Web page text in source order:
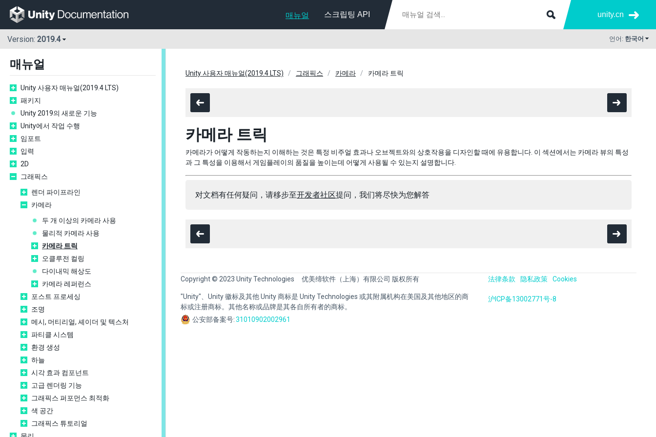
매뉴얼 스크립팅 API unity.cn
Version: 2019.4 언어: 한국어
매뉴얼
Unity 사용자 매뉴얼(2019.4 LTS)
패키지
Unity 2019의 새로운 기능
Unity에서 작업 수행
임포트
입력
2D
그래픽스
렌더 파이프라인
카메라
두 개 이상의 카메라 사용
물리적 카메라 사용
카메라 트릭
오클루전 컬링
다이내믹 해상도
카메라 레퍼런스
포스트 프로세싱
조명
메시, 머티리얼, 셰이더 및 텍스처
파티클 시스템
환경 생성
하늘
시각 효과 컴포넌트
고급 렌더링 기능
그래픽스 퍼포먼스 최적화
색 공간
그래픽스 튜토리얼
Unity 사용자 매뉴얼(2019.4 LTS) 그래픽스 카메라 카메라 트릭
카메라 트릭
카메라가 어떻게 작동하는지 이해하는 것은 특정 비주얼 효과나 오브젝트와의 상호작용을 디자인할 때에 유용합니다. 이 섹션에서는 카메라 뷰의 특성
과 그 특성을 이용해서 게임플레이의 품질을 높이는데 어떻게 사용될 수 있는지 설명합니다.
对文档有任何疑问，请移步至开发者社区提问，我们将尽快为您解答
Copyright © 2023 Unity Technologies 优美缔软件（上海）有限公司 版权所有
"Unity"、Unity 徽标及其他 Unity 商标是 Unity Technologies 或其附属机构在美国及其他地区的商
标或注册商标。其他名称或品牌是其各自所有者的商标。
公安部备案号:31010902002961
法律条款 隐私政策 Cookies
沪ICP备13002771号-8